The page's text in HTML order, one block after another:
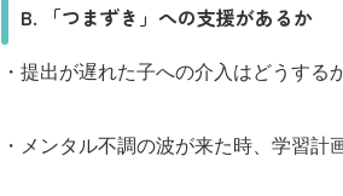
B. 「つまずき」への支援があるか
・提出が遅れた子への介入はどうする
・メンタル不調の波が来た時、学習計